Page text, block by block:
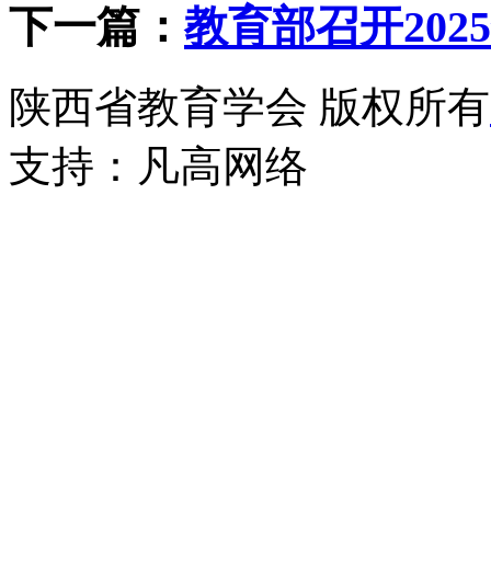
下一篇：教育部召开
陕西省教育学会 版权所有
支持： 凡高网络